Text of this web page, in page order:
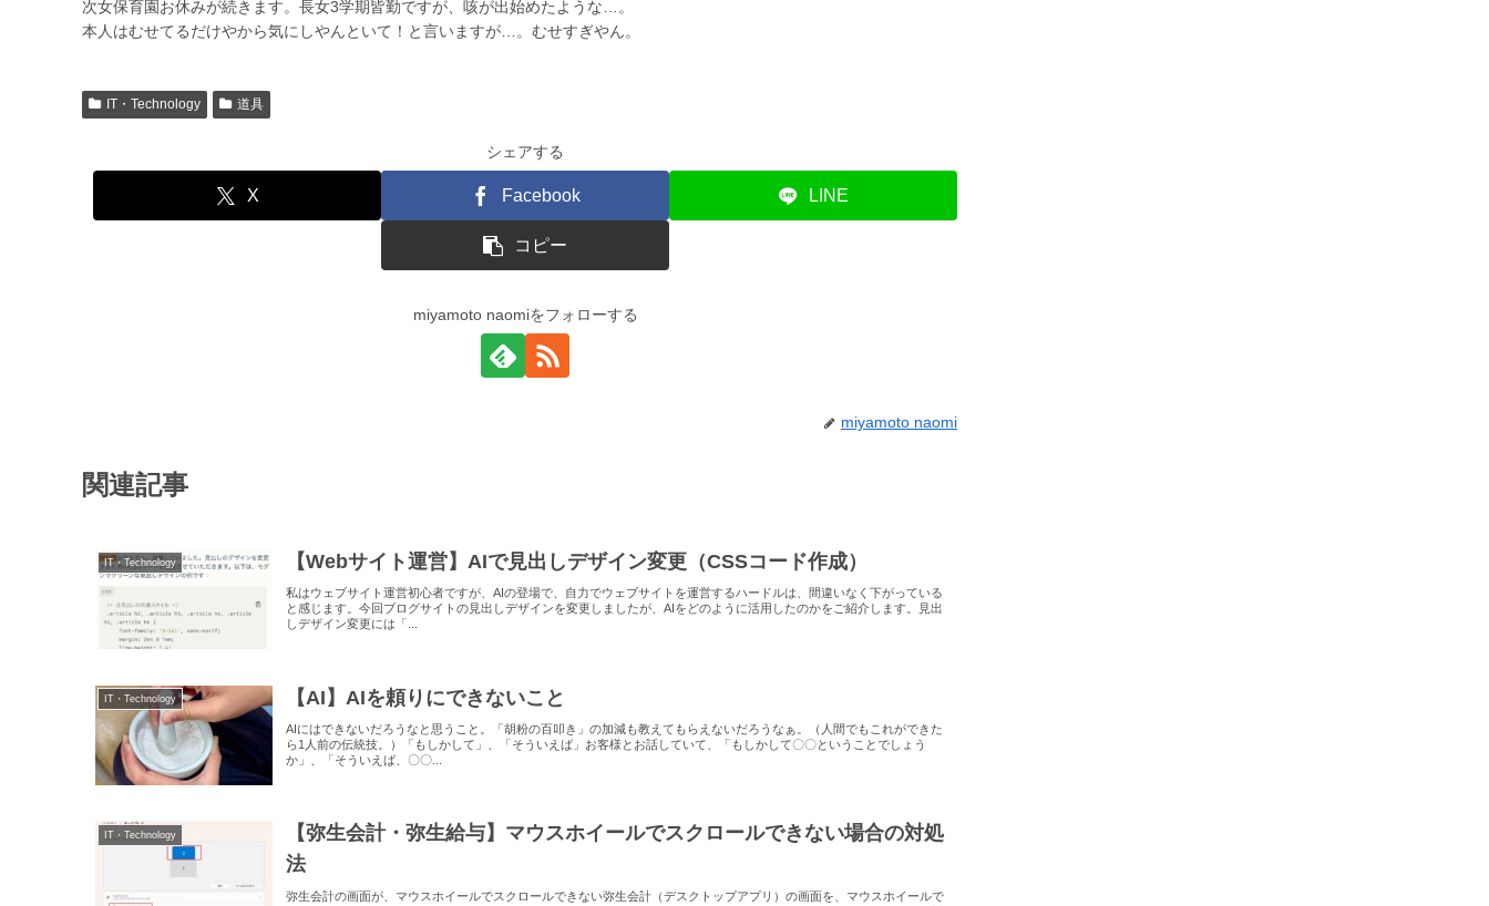
次女保育園お休みが続きます。長女3学期皆勤ですが、咳が出始めたような…。
本人はむせてるだけやから気にしやんといて！と言いますが…。むせすぎやん。
IT・Technology 道具
シェアする
X Facebook LINE
コピー
miyamoto naomiをフォローする
miyamoto naomi
関連記事
IT・Technology 【Webサイト運営】AIで見出しデザイン変更（CSSコード作成）
私はウェブサイト運営初心者ですが、AIの登場で、自力でウェブサイトを運営するハードルは、間違いなく下がっている
と感じます。今回ブログサイトの見出しデザインを変更しましたが、AIをどのように活用したのかをご紹介します。見出
しデザイン変更には「...
IT・Technology 【AI】AIを頼りにできないこと
AIにはできないだろうなと思うこと。「胡粉の百叩き」の加減も教えてもらえないだろうなぁ。（人間でもこれができた
ら1人前の伝統技。）「もしかして」、「そういえば」お客様とお話していて、「もしかして〇〇ということでしょう
か」、「そういえば、〇〇...
IT・Technology
【弥生会計・弥生給与】マウスホイールでスクロールできない場合の対処
法
弥生会計の画面が、マウスホイールでスクロールできない弥生会計（デスクトップアプリ）の画面を、マウスホイールで